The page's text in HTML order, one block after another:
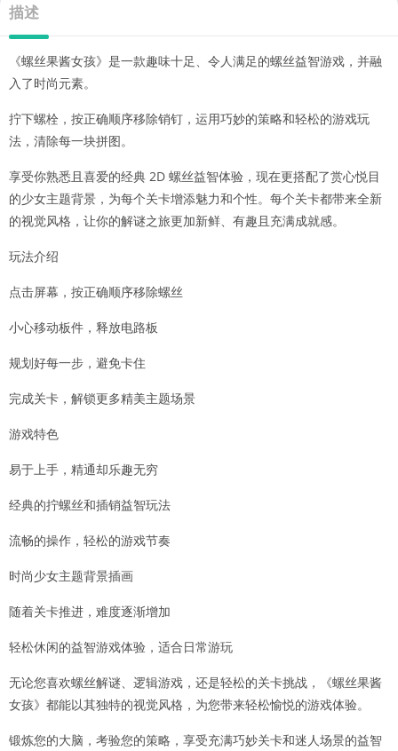
描述
《螺丝果酱女孩》是一款趣味十足、令人满足的螺丝益智游戏，并融
入了时尚元素。
拧下螺栓，按正确顺序移除销钉，运用巧妙的策略和轻松的游戏玩
法，清除每一块拼图。
享受你熟悉且喜爱的经典 2D 螺丝益智体验，现在更搭配了赏心悦目
的少女主题背景，为每个关卡增添魅力和个性。每个关卡都带来全新
的视觉风格，让你的解谜之旅更加新鲜、有趣且充满成就感。
玩法介绍
点击屏幕，按正确顺序移除螺丝
小心移动板件，释放电路板
规划好每一步，避免卡住
完成关卡，解锁更多精美主题场景
游戏特色
易于上手，精通却乐趣无穷
经典的拧螺丝和插销益智玩法
流畅的操作，轻松的游戏节奏
时尚少女主题背景插画
随着关卡推进，难度逐渐增加
轻松休闲的益智游戏体验，适合日常游玩
无论您喜欢螺丝解谜、逻辑游戏，还是轻松的关卡挑战，《螺丝果酱
女孩》都能以其独特的视觉风格，为您带来轻松愉悦的游戏体验。
锻炼您的大脑，考验您的策略，享受充满巧妙关卡和迷人场景的益智